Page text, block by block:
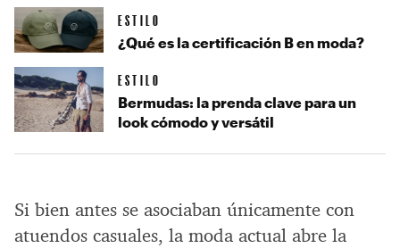
Si bien antes se asociaban únicamente con
atuendos casuales, la moda actual abre la
ESTILO
¿Qué es la certificación B en moda?
ESTILO
Bermudas: la prenda clave para un
look cómodo y versátil